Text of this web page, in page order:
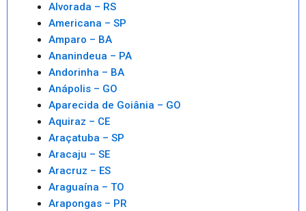
Alvorada – RS
Americana – SP
Amparo – BA
Ananindeua – PA
Andorinha – BA
Anápolis – GO
Aparecida de Goiânia – GO
Aquiraz – CE
Araçatuba – SP
Aracaju – SE
Aracruz – ES
Araguaína – TO
Arapongas – PR